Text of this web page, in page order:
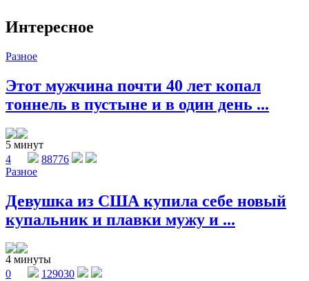
Интересное
Разное
Этот мужчина почти 40 лет копал
тоннель в пустыне и в один день ...
5 минут
4
88776
Разное
Девушка из США купила себе новый
купальник и плавки мужу и ...
4 минуты
0
129030